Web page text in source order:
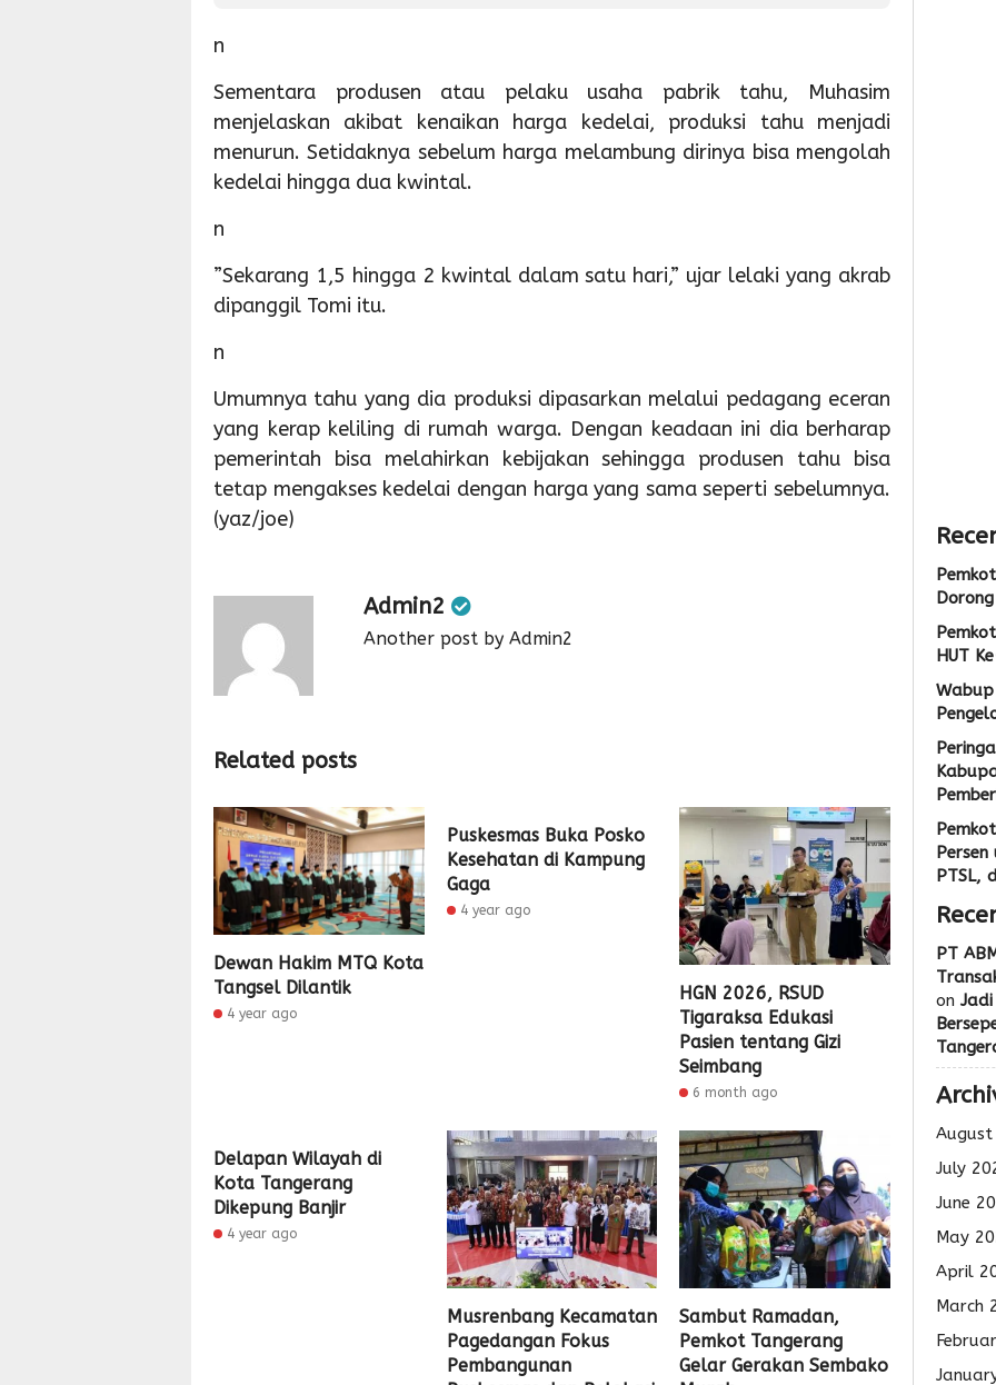
n
Sementara produsen atau pelaku usaha pabrik tahu, Muhasim
menjelaskan akibat kenaikan harga kedelai, produksi tahu menjadi
menurun. Setidaknya sebelum harga melambung dirinya bisa mengolah
kedelai hingga dua kwintal.
n
”Sekarang 1,5 hingga 2 kwintal dalam satu hari,” ujar lelaki yang akrab
dipanggil Tomi itu.
n
Umumnya tahu yang dia produksi dipasarkan melalui pedagang eceran
yang kerap keliling di rumah warga. Dengan keadaan ini dia berharap
pemerintah bisa melahirkan kebijakan sehingga produsen tahu bisa
tetap mengakses kedelai dengan harga yang sama seperti sebelumnya.
(yaz/joe)
Admin2
Another post by Admin2
Related posts
Dewan Hakim MTQ Kota
Tangsel Dilantik
4 year ago
Puskesmas Buka Posko
Kesehatan di Kampung
Gaga
4 year ago
HGN 2026, RSUD
Tigaraksa Edukasi
Pasien tentang Gizi
Seimbang
6 month ago
Delapan Wilayah di
Kota Tangerang
Dikepung Banjir
4 year ago
Musrenbang Kecamatan
Pagedangan Fokus
Pembangunan
Sambut Ramadan,
Pemkot Tangerang
Gelar Gerakan Sembako
HUT
PTSL,
PT
on
July
June
May
April
March